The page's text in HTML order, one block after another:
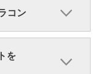
コン
を